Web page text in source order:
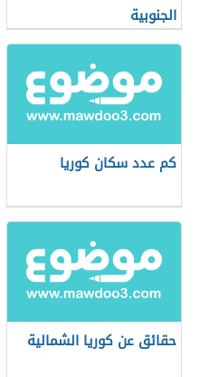
الجنوبية
كم عدد سكان كوريا
حقائق عن كوريا الشمالية